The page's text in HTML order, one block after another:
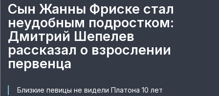
Сын Жанны Фриске стал
неудобным подростком:
Дмитрий Шепелев
рассказал о взрослении
первенца
Близкие певицы не видели Платона 10 лет